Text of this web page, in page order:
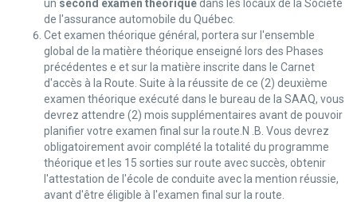
un second examen théoriquedans les locaux de la Société
de l'assurance automobile du Québec.
Cet examen théorique général, portera sur l'ensemble
global de la matière théorique enseigné lors des Phases
précédentes e et sur la matière inscrite dans le Carnet
d'accès à la Route. Suite à la réussite de ce (2) deuxième
examen théorique exécuté dans le bureau de la SAAQ, vous
devrez attendre (2) mois supplémentaires avant de pouvoir
planifier votre examen final sur la route.N .B. Vous devrez
obligatoirement avoir complété la totalité du programme
théorique et les 15 sorties sur route avec succès, obtenir
l'attestation de l'école de conduite avec la mention réussie,
avant d'être éligible à l'examen final sur la route.